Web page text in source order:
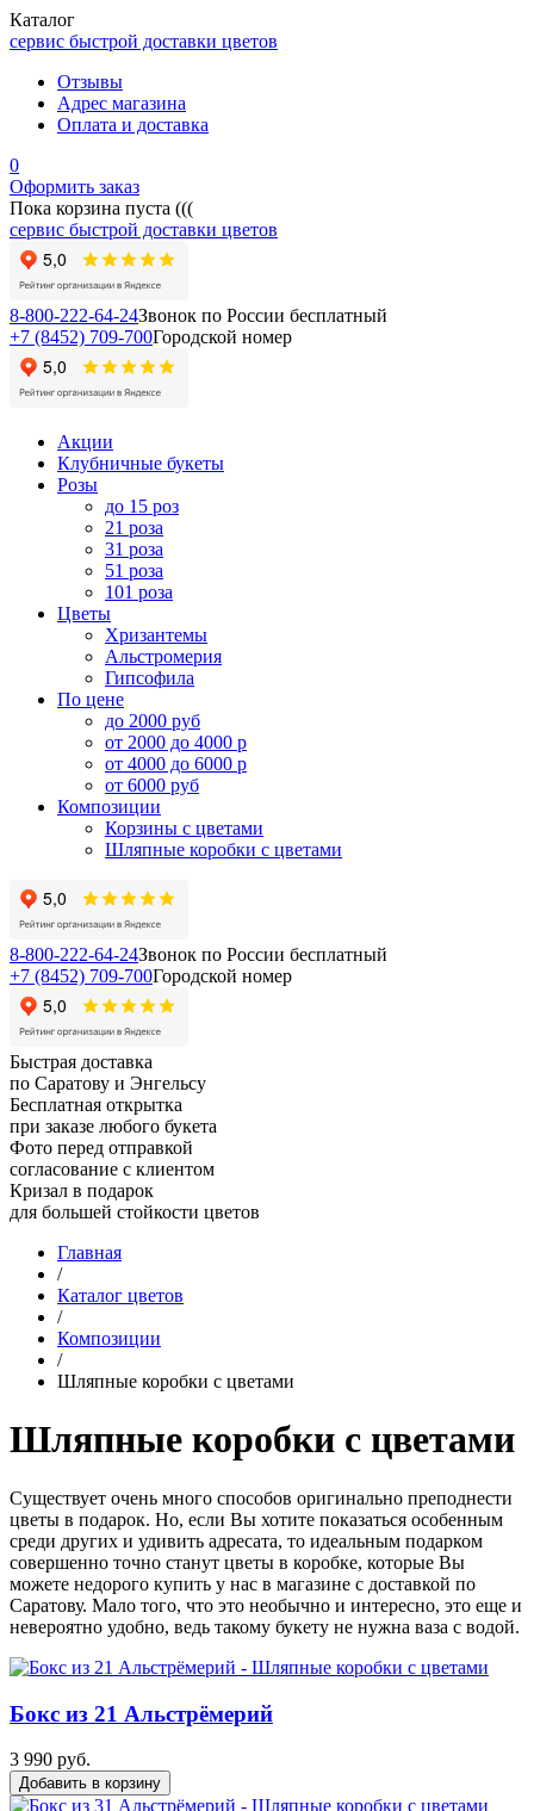
Каталог
сервис быстрой доставки цветов
Отзывы
Адрес магазина
Оплата и доставка
0
Оформить заказ
Пока корзина пуста (((
сервис быстрой доставки цветов
8-800-222-64-24Звонок по России бесплатный
+7 (8452) 709-700Городской номер
Акции
Клубничные букеты
Розы
до 15 роз
21 роза
31 роза
51 роза
101 роза
Цветы
Хризантемы
Альстромерия
Гипсофила
По цене
до 2000 руб
от 2000 до 4000 р
от 4000 до 6000 р
от 6000 руб
Композиции
Корзины с цветами
Шляпные коробки с цветами
8-800-222-64-24Звонок по России бесплатный
+7 (8452) 709-700Городской номер
Быстрая доставка
по Саратову и Энгельсу
Бесплатная открытка
при заказе любого букета
Фото перед отправкой
согласование с клиентом
Кризал в подарок
для большей стойкости цветов
Главная
/
Каталог цветов
/
Композиции
/
Шляпные коробки с цветами
Шляпные коробки с цветами
Существует очень много способов оригинально преподнести
цветы в подарок. Но, если Вы хотите показаться особенным
среди других и удивить адресата, то идеальным подарком
совершенно точно станут цветы в коробке, которые Вы
можете недорого купить у нас в магазине с доставкой по
Саратову. Мало того, что это необычно и интересно, это еще и
невероятно удобно, ведь такому букету не нужна ваза с водой.
Бокс из 21 Альстрёмерий
3 990 руб.
Добавить в корзину